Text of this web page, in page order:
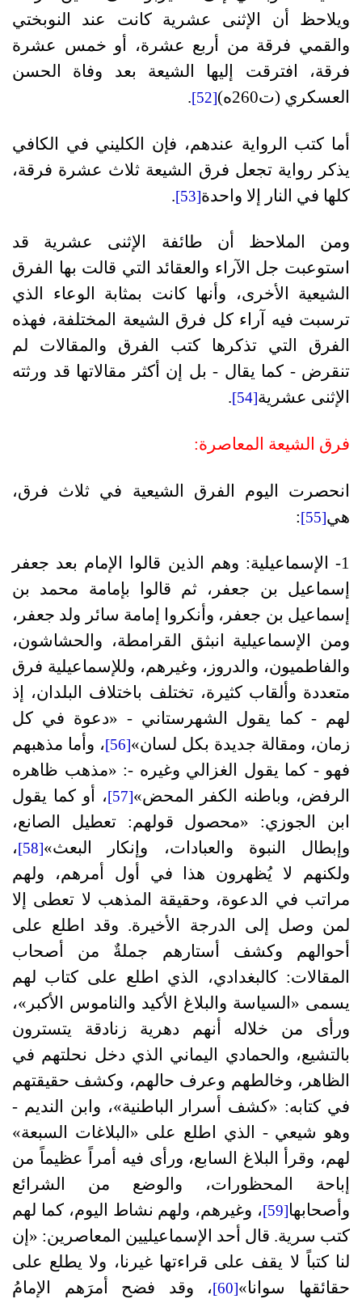
ويلاحظ أن الإثنى عشرية كانت عند النوبختي
والقمي فرقة من أربع عشرة، أو خمس عشرة
فرقة، افترقت إليها الشيعة بعد وفاة الحسن
العسكري (ت260ه
)
[52]
.
أما كتب الرواية عندهم، فإن الكليني في الكافي
يذكر رواية تجعل فرق الشيعة ثلاث عشرة فرقة،
كلها في النار إلا واحدة[53]
.
ومن الملاحظ أن طائفة الإثنى عشرية قد
استوعبت جل الآراء والعقائد التي قالت بها الفرق
الشيعية الأخرى، وأنها كانت بمثابة الوعاء الذي
ترسبت فيه آراء كل فرق الشيعة المختلفة، فهذه
الفرق التي تذكرها كتب الفرق والمقالات لم
تنقرض - كما يقال - بل إن أكثر مقالاتها قد ورثته
الإثنى عشرية[54]
.
فرق الشيعة المعاصرة:
انحصرت اليوم الفرق الشيعية في ثلاث فرق،
هي[55]
:
1- الإسماعيلية: وهم الذين قالوا الإمام بعد جعفر
إسماعيل بن جعفر، ثم قالوا بإمامة محمد بن
إسماعيل بن جعفر، وأنكروا إمامة سائر ولد جعفر،
ومن الإسماعيلية انبثق القرامطة، والحشاشون،
والفاطميون، والدروز، وغيرهم، وللإسماعيلية فرق
متعددة وألقاب كثيرة، تختلف باختلاف البلدان، إذ
لهم - كما يقول الشهرستاني - «دعوة في كل
زمان، ومقالة جديدة بكل لسان»[56]
، وأما مذهبهم
فهو - كما يقول الغزالي وغيره -: «مذهب ظاهره
الرفض، وباطنه الكفر المحض»[57]
، أو كما يقول
ابن الجوزي: «محصول قولهم: تعطيل الصانع،
وإبطال النبوة والعبادات، وإنكار البعث»[58]
،
ولكنهم لا يُظهرون هذا في أول أمرهم، ولهم
مراتب في الدعوة، وحقيقة المذهب لا تعطى إلا
لمن وصل إلى الدرجة الأخيرة. وقد اطلع على
أحوالهم وكشف أستارهم جملةٌ من أصحاب
المقالات: كالبغدادي، الذي اطلع على كتاب لهم
يسمى «السياسة والبلاغ الأكيد والناموس الأكبر»،
ورأى من خلاله أنهم دهرية زنادقة يتسترون
بالتشيع، والحمادي اليماني الذي دخل نحلتهم في
الظاهر، وخالطهم وعرف حالهم، وكشف حقيقتهم
في كتابه: «كشف أسرار الباطنية»، وابن النديم -
وهو شيعي - الذي اطلع على «البلاغات السبعة»
لهم، وقرأ البلاغ السابع، ورأى فيه أمراً عظيماً من
إباحة المحظورات، والوضع من الشرائع
وأصحابها[59]
، وغيرهم، ولهم نشاط اليوم، كما لهم
كتب سرية. قال أحد الإسماعيليين المعاصرين: «إن
لنا كتباً لا يقف على قراءتها غيرنا، ولا يطلع على
حقائقها سوانا»[60]
، وقد فضح أمرَهم الإمامُ